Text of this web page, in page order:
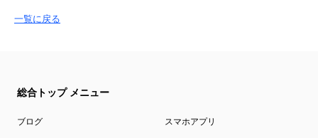
一覧に戻る
総合トップ メニュー
ブログ スマホアプリ